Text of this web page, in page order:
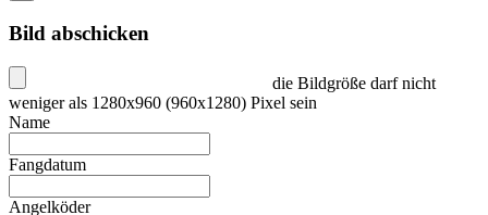
Bild abschicken
die Bildgröße darf nicht
weniger als 1280x960 (960x1280) Pixel sein
Name
Fangdatum
Angelköder